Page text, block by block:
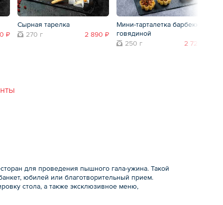
₽
Сырная тарелка
270 г
2 890 ₽
Мини-тарталетка барбекю с
говядиной
250 г
2 720 ₽
для проведения пышного гала-ужина. Такой
юбилей или благотворительный прием.
стола, а также эксклюзивное меню,